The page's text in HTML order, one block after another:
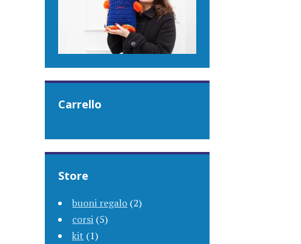
Carrello
Store
buoni regalo (2)
corsi (5)
kit (1)